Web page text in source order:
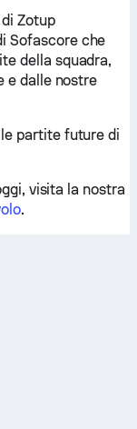
Zotup
Sofascore che
della squadra,
e dalle nostre
partite future di
visita la nostra
.